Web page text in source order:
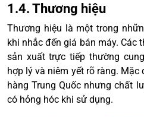
1.4. Thương hiệu
Thương hiệu là một trong
khi nhắc đến giá bán máy. Các
sản xuất trực tiếp thường
hợp lý và niêm yết rõ ràng.
hàng Trung Quốc nhưng chất
có hỏng hóc khi sử dụng.